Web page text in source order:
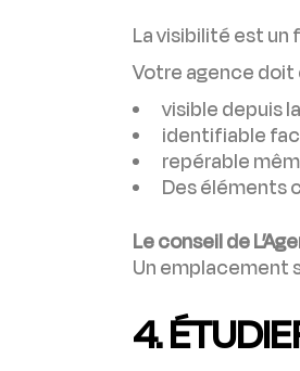
La visibilité est
Votre agence doit
visible depuis
identifiable
repérable
Des éléments
Le conseil de
Un emplacement
4.